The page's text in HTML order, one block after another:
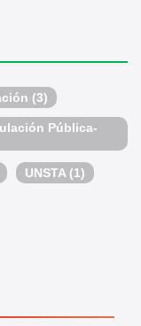
(3)
Pública-
UNSTA (1)